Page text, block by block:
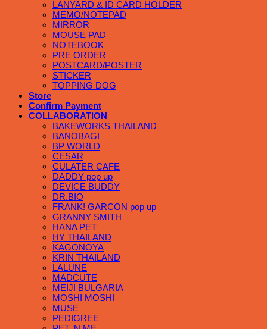
LANYARD & ID CARD HOLDER
MEMO/NOTEPAD
MIRROR
MOUSE PAD
NOTEBOOK
PRE ORDER
POSTCARD/POSTER
STICKER
TOPPING DOG
Store
Confirm Payment
COLLABORATION
BAKEWORKS THAILAND
BANOBAGI
BP WORLD
CESAR
CULATER CAFE
DADDY pop up
DEVICE BUDDY
DR.BIO
FRANK! GARCON pop up
GRANNY SMITH
HANA PET
HY THAILAND
KAGONOYA
KRIN THAILAND
LALUNE
MADCUTE
MEIJI BULGARIA
MOSHI MOSHI
MUSE
PEDIGREE